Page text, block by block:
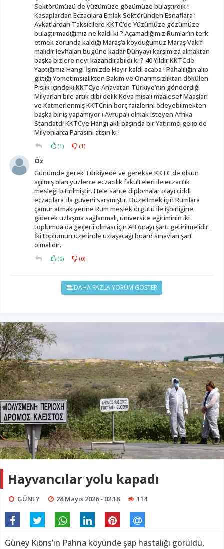
Sektörümüzü de yüzümüze gözümüze bulaştırdık !
Kasaplardan Eczacılara Emlak Sektöründen Esnaflara ‘
Avkatlardan Taksicilere KKTC’de Yüzümüze gözümüze
bulaştırmadığımız ne kaldı ki ? Açamadığımız Rumlar’ın terk
etmek zorunda kaldığı Maraş’a koyduğumuz Maraş Vakıf
malıdır levhaları bugüne kadar Dünyayı karşımıza almaktan
başka bizlere neyi kazandırabildi ki ? 40 Yıldır KKTCde
Yaptığımız Hangi İşimizde Hayır kaldı acaba ! Pahalılığın alıp
gittiği Yometimsizlikten Bakım ve Onarımsızlıktan dökülen
Pislik içindeki KKTCye Anavatan Türkiye’nin gönderdiği
Milyarları bile artık dibi delik Kova misali maalesef Maaşları
ve Katmerlenmiş KKTCnin borç faizlerini ödeyebilmekten
başka bir iş yapamıyor i Avrupalı olmak isteyen Afrika
Standatdı KKTCye Hangi aklı başında bir Yatırımcı gelip de
Milyonlarca Parasını atsın ki !
(1) (1)
Öz
Günümde gerek Türkiyede ve gerekse KKTC de olsun
açılmış olan yüzlerce eczacılık fakülteleri ile eczacılık
mesleği bitirilmiştir. Hele sahte diplomalar olayı ciddi
eczacılara da güveni sarsmıştır. Düzeltmek için Rumlara
çamur atmak yerine Rum meslek örgütü ile işbirliğine
giderek uzlaşma sağlanmalı, üniversite eğitiminin iki
toplumda da geçerli olması için AB onayı şartı getirilmelidir.
İki toplumun üzerinde uzlaşacağı board sınavları şart
olmalıdır.
(0) (0)
DAHA FAZLA YORUM GÖSTER
Hayvancılar yolu kapadı
GÜNEY 28 Mayıs 2026 - 02:18 114
Güney Kıbrıs’ın Pahna köyünde şap hastalığı görüldü,